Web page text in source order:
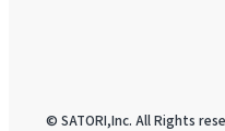
© SATORI,Inc. All Rights